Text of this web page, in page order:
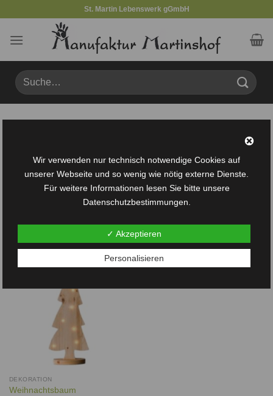
springen
St. Martin Lebenswerk gGmbH
Suche
nach:
Auf die
Wunschliste
DEKORATION
Weihnachtsbaum
Wir verwenden nur technisch notwendige Cookies auf
unserer Webseite und so wenig wie nötig externe Dienste.
Für weitere Informationen lesen Sie bitte unsere
Datenschutzbestimmungen.
✓ Akzeptieren
Personalisieren